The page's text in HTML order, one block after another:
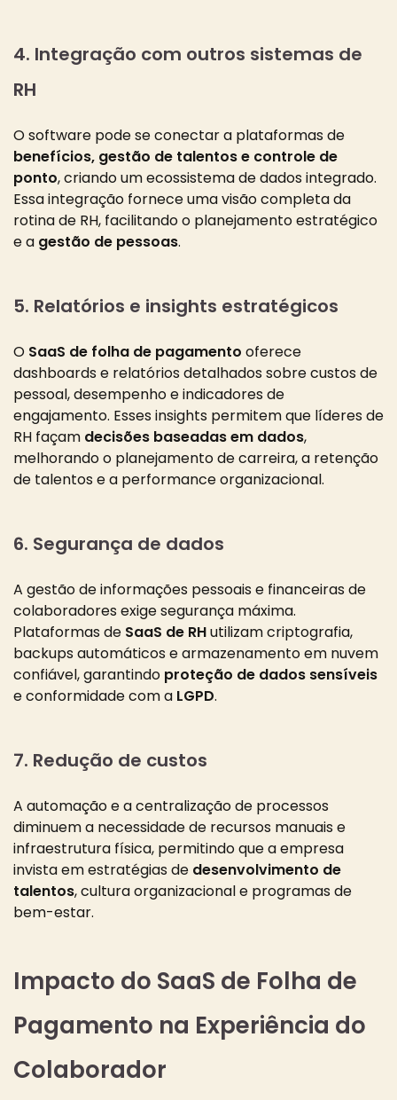
4. Integração com outros sistemas de
RH
O software pode se conectar a plataformas de
benefícios, gestão de talentos e controle de
ponto, criando um ecossistema de dados integrado.
Essa integração fornece uma visão completa da
rotina de RH, facilitando o planejamento estratégico
e a gestão de pessoas.
5. Relatórios e insights estratégicos
O SaaS de folha de pagamento oferece
dashboards e relatórios detalhados sobre custos de
pessoal, desempenho e indicadores de
engajamento. Esses insights permitem que líderes de
RH façam decisões baseadas em dados,
melhorando o planejamento de carreira, a retenção
de talentos e a performance organizacional.
6. Segurança de dados
A gestão de informações pessoais e financeiras de
colaboradores exige segurança máxima.
Plataformas de SaaS de RHutilizam criptografia,
backups automáticos e armazenamento em nuvem
confiável, garantindo proteção de dados sensíveis
e conformidade com a LGPD.
7. Redução de custos
A automação e a centralização de processos
diminuem a necessidade de recursos manuais e
infraestrutura física, permitindo que a empresa
invista em estratégias de desenvolvimento de
talentos, cultura organizacional e programas de
bem-estar.
Impacto do SaaS de Folha de
Pagamento na Experiência do
Colaborador